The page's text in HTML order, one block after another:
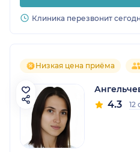
Клиника перезвонит
Низкая цена приёма
4.3 12